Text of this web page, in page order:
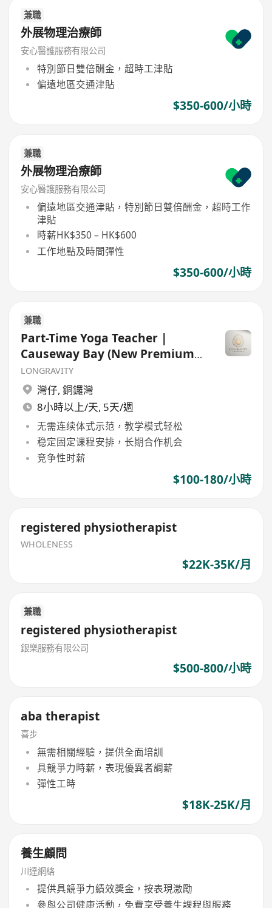
兼職
外展物理治療師
安心醫護服務有限公司
特別節日雙倍酬金，超時工津貼
偏遠地區交通津貼
$350-600/小時
兼職
外展物理治療師
安心醫護服務有限公司
偏遠地區交通津貼，特別節日雙倍酬金，超時工作
津貼
時薪HK$350 – HK$600
工作地點及時間彈性
$350-600/小時
兼職
Part-Time Yoga Teacher |
Causeway Bay (New Premium
Wellness Clinic)
LONGRAVITY
灣仔, 銅鑼灣
8小時以上/天, 5天/週
无需连续体式示范，教学模式轻松
稳定固定课程安排，长期合作机会
竞争性时薪
$100-180/小時
registered physiotherapist
WHOLENESS
$22K-35K/月
兼職
registered physiotherapist
銀樂服務有限公司
$500-800/小時
aba therapist
喜步
無需相關經驗，提供全面培訓
具競爭力時薪，表現優異者調薪
彈性工時
$18K-25K/月
養生顧問
川達網絡
提供具競爭力績效獎金，按表現激勵
參與公司健康活動，免費享受養生課程與服務